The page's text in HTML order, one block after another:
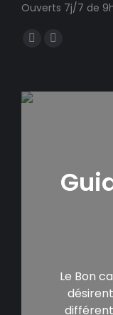
Ouverts 7j/7 de
Trouvez nous sur :
Facebook
in
E-
Le Bon